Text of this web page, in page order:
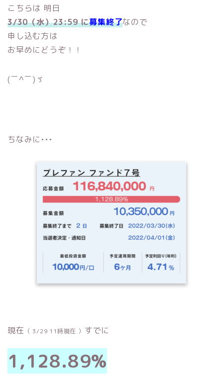
こちらは 明日
3/30（水）23:59 に募集終了なので
申し込む方は
お早めにどうぞ！！
(￣^￣)ゞ
ちなみに•••
現在 （ 3/29 11時現在 ） すでに
1,128.89%